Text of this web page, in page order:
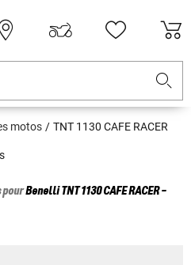
motos TNT 1130 CAFE RACER
pourBenelliTNT 1130 CAFE RACER -